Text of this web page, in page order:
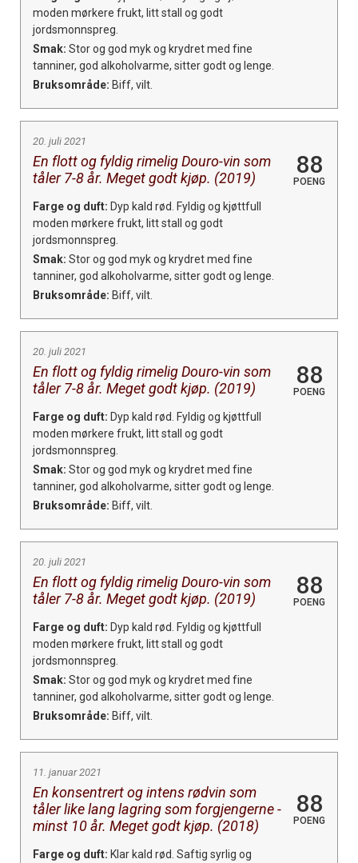
moden mørkere frukt, litt stall og godt
jordsmonnspreg.
Smak: Stor og god myk og krydret med fine
tanniner, god alkoholvarme, sitter godt og lenge.
Bruksområde: Biff, vilt.
20. juli 2021
En flott og fyldig rimelig Douro-vin som
tåler 7-8 år. Meget godt kjøp. (2019)
88
POENG
Farge og duft: Dyp kald rød. Fyldig og kjøttfull
moden mørkere frukt, litt stall og godt
jordsmonnspreg.
Smak: Stor og god myk og krydret med fine
tanniner, god alkoholvarme, sitter godt og lenge.
Bruksområde: Biff, vilt.
20. juli 2021
En flott og fyldig rimelig Douro-vin som
tåler 7-8 år. Meget godt kjøp. (2019)
88
POENG
Farge og duft: Dyp kald rød. Fyldig og kjøttfull
moden mørkere frukt, litt stall og godt
jordsmonnspreg.
Smak: Stor og god myk og krydret med fine
tanniner, god alkoholvarme, sitter godt og lenge.
Bruksområde: Biff, vilt.
20. juli 2021
En flott og fyldig rimelig Douro-vin som
tåler 7-8 år. Meget godt kjøp. (2019)
88
POENG
Farge og duft: Dyp kald rød. Fyldig og kjøttfull
moden mørkere frukt, litt stall og godt
jordsmonnspreg.
Smak: Stor og god myk og krydret med fine
tanniner, god alkoholvarme, sitter godt og lenge.
Bruksområde: Biff, vilt.
11. januar 2021
En konsentrert og intens rødvin som
tåler like lang lagring som forgjengerne -
minst 10 år. Meget godt kjøp. (2018)
88
POENG
Farge og duft: Klar kald rød. Saftig syrlig og